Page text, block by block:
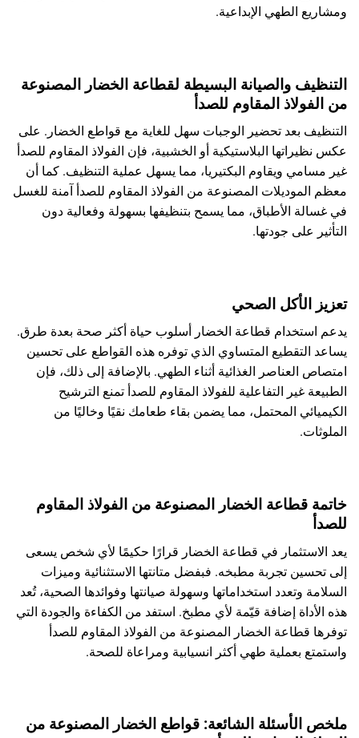
ومشاريع الطهي الإبداعية.
التنظيف والصيانة البسيطة لقطاعة الخضار المصنوعة
من الفولاذ المقاوم للصدأ
التنظيف بعد تحضير الوجبات سهل للغاية مع قواطع الخضار. على
عكس نظيراتها البلاستيكية أو الخشبية، فإن الفولاذ المقاوم للصدأ
غير مسامي ويقاوم البكتيريا، مما يسهل عملية التنظيف. كما أن
معظم الموديلات المصنوعة من الفولاذ المقاوم للصدأ آمنة للغسل
في غسالة الأطباق، مما يسمح بتنظيفها بسهولة وفعالية دون
التأثير على جودتها.
تعزيز الأكل الصحي
يدعم استخدام قطاعة الخضار أسلوب حياة أكثر صحة بعدة طرق.
يساعد التقطيع المتساوي الذي توفره هذه القواطع على تحسين
امتصاص العناصر الغذائية أثناء الطهي. بالإضافة إلى ذلك، فإن
الطبيعة غير التفاعلية للفولاذ المقاوم للصدأ تمنع الترشيح
الكيميائي المحتمل، مما يضمن بقاء طعامك نقيًا وخاليًا من
الملوثات.
خاتمة قطاعة الخضار المصنوعة من الفولاذ المقاوم
للصدأ
يعد الاستثمار في قطاعة الخضار قرارًا حكيمًا لأي شخص يسعى
إلى تحسين تجربة مطبخه. فبفضل متانتها الاستثنائية وميزات
السلامة وتعدد استخداماتها وسهولة صيانتها وفوائدها الصحية، تُعد
هذه الأداة إضافة قيّمة لأي مطبخ. استفد من الكفاءة والجودة التي
توفرها قطاعة الخضار المصنوعة من الفولاذ المقاوم للصدأ
واستمتع بعملية طهي أكثر انسيابية ومراعاة للصحة.
ملخص الأسئلة الشائعة: قواطع الخضار المصنوعة من